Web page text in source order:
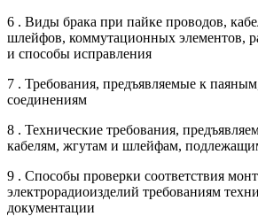
6 . Виды брака при пайке проводов,
шлейфов, коммутационных элементов,
и способы исправления
7 . Требования, предъявляемые к
соединениям
8 . Технические требования,
кабелям, жгутам и шлейфам,
9 . Способы проверки соответствия
электрорадиоизделий требованиям
документации